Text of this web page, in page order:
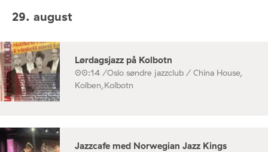
29. august
Lørdagsjazz på Kolbotn
00:14 /Oslo søndre jazzclub / China House,
Kolben,Kolbotn
Jazzcafe med Norwegian Jazz Kings